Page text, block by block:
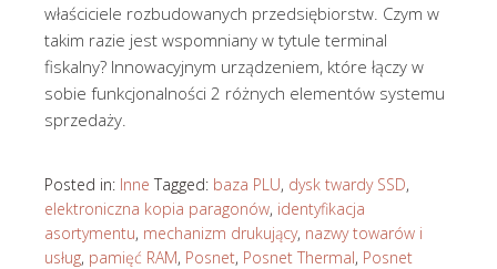
właściciele rozbudowanych przedsiębiorstw. Czym w
takim razie jest wspomniany w tytule terminal
fiskalny? Innowacyjnym urządzeniem, które łączy w
sobie funkcjonalności 2 różnych elementów systemu
sprzedaży.
Posted in: Inne Tagged: baza PLU, dysk twardy SSD,
elektroniczna kopia paragonów, identyfikacja
asortymentu, mechanizm drukujący, nazwy towarów i
usług, pamięć RAM, Posnet, Posnet Thermal, Posnet